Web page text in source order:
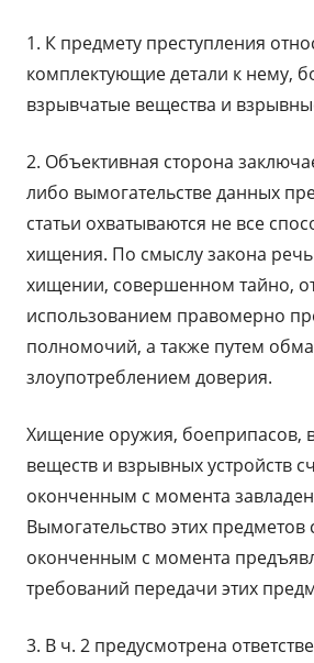
1. К предмету преступления
комплектующие детали к нему,
взрывчатые вещества и
2. Объективная сторона
либо вымогательстве данных
статьи охватываются не все
хищения. По смыслу закона речь
хищении, совершенном тайно,
использованием правомерно
полномочий, а также путем
злоупотреблением доверия.
Хищение оружия, боеприпасов,
веществ и взрывных устройств
оконченным с момента
Вымогательство этих предметов
оконченным с момента
требований передачи этих
3. В ч. 2 предусмотрена